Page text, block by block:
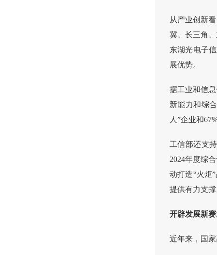
从产业创新
冀、长三角
东湖光电子
展优势。
据工业和信
新能力和综
人”企业和
工信部还支
2024年度综
动打造“火炬
提供有力支
开辟发展新
近年来，国